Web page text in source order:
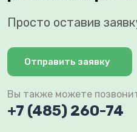
Просто оставив
Отправить заявку
Вы также можете
+7 (485) 260-74